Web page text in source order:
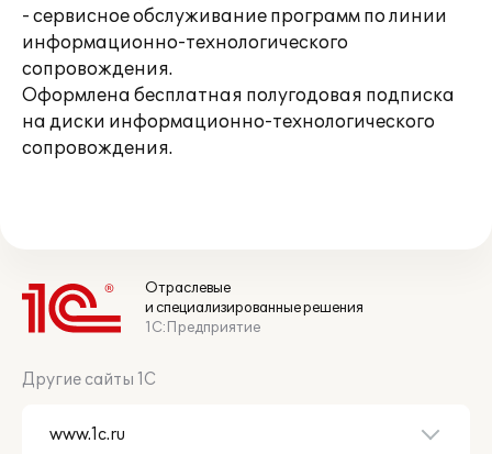
- сервисное обслуживание программ по линии
информационно-технологического
сопровождения.
Оформлена бесплатная полугодовая подписка
на диски информационно-технологического
сопровождения.
Отраслевые
и специализированные решения
1С:Предприятие
Другие сайты 1С